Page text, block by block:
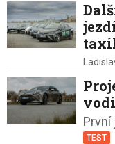
První
TEST